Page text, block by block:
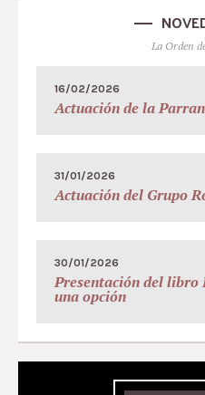
La Orden
16/02/2026
Actuación de la
31/01/2026
Actuación del Grupo
30/01/2026
Presentación del libro
una opción